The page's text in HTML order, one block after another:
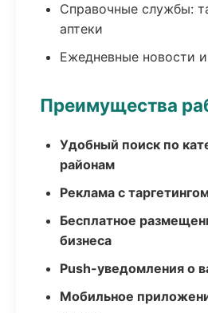
Справочные службы:
аптеки
Ежедневные новости
Преимущества
Удобный поиск по
районам
Реклама с
Бесплатное
бизнеса
Push-уведомления о
Мобильное